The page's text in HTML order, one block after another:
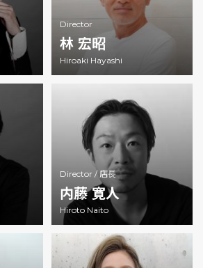
Director
林 宏昭
Hiroaki Hayashi
Director / 店長
内藤 寛人
Hiroto Naito